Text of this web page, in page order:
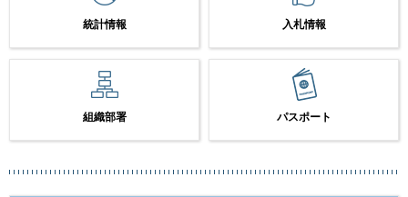
統計情報 入札情報
組織部署 パスポート